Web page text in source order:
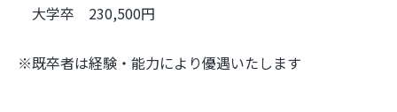
大学卒 230,500円
※既卒者は経験・能力により優遇いたします